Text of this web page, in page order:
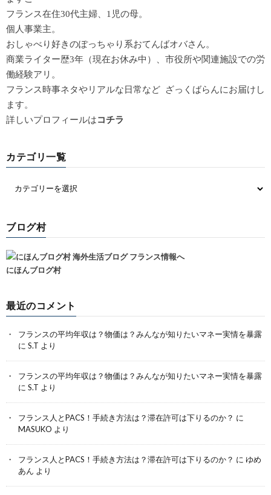
フランス在住30代主婦、1児の母。
個人事業主。
おしゃべり好きのぽっちゃり系おてんばオバさん。
商業ライター歴3年（現在お休み中）、市役所や関連施設での労
働経験アリ。
フランス時事ネタやリアルな日常など ざっくばらんにお届けし
ます。
詳しいプロフィールはコチラ
カテゴリ一覧
ブログ村
にほんブログ村
最近のコメント
フランスの平均年収は？物価は？みんなが知りたいマネー実情を暴露
に S.T より
フランスの平均年収は？物価は？みんなが知りたいマネー実情を暴露
に S.T より
フランス人とPACS！手続き方法は？滞在許可は下りるのか？ に
MASUKO より
フランス人とPACS！手続き方法は？滞在許可は下りるのか？ に ゆめ
あん より